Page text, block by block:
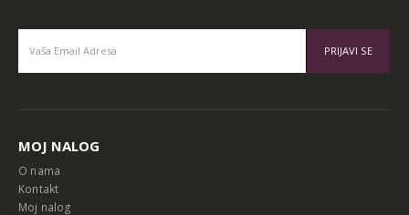
MOJ NALOG
O nama
Kontakt
Moj nalog